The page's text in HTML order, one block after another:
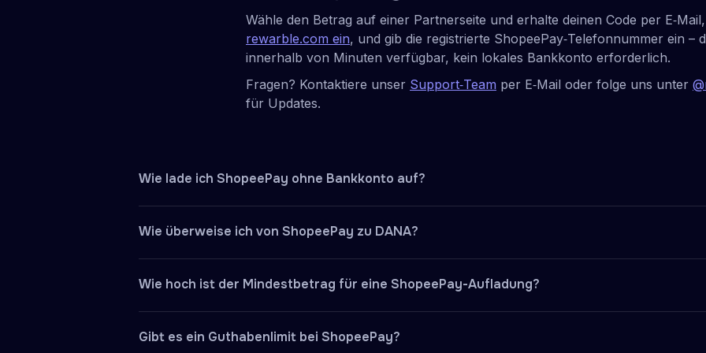
Wähle den Betrag auf einer Partnerseite und erhalte deinen Code per E‑Mail,
rewarble.com ein, und gib die registrierte ShopeePay‑Telefonnummer ein –
innerhalb von Minuten verfügbar, kein lokales Bankkonto erforderlich.
Fragen? Kontaktiere unser Support‑Team per E‑Mail oder folge uns unter
für Updates.
Wie lade ich ShopeePay ohne Bankkonto auf?
anderen verfügbaren Zahlungsmethoden. Sie erhalten den Code per E-Mail, lösen ihn auf
Wie überweise ich von ShopeePay zu DANA?
„Überweisen“, wählen Sie DANA aus und geben Sie die registrierte DANA-Telefonnummer des
Wie hoch ist der Mindestbetrag für eine ShopeePay-Aufladung?
maximales Guthaben von Rp2.000.000. ShopeePay Plus-Konten, die mit einem indonesischen
Gibt es ein Guthabenlimit bei ShopeePay?